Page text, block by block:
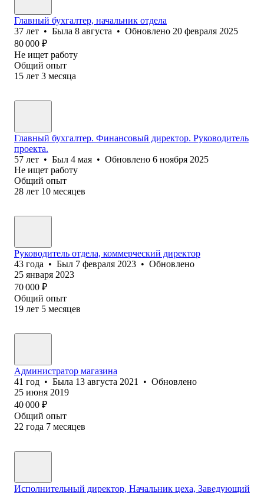
Главный бухгалтер, начальник отдела
37 лет • Была 8 августа • Обновлено 20 февраля 2025
80 000 ₽
Не ищет работу
Общий опыт
15 лет 3 месяца
Главный бухгалтер. Финансовый директор. Руководитель
проекта.
57 лет • Был 4 мая • Обновлено 6 ноября 2025
Не ищет работу
Общий опыт
28 лет 10 месяцев
Руководитель отдела, коммерческий директор
43 года • Был 7 февраля 2023 • Обновлено
25 января 2023
70 000 ₽
Общий опыт
19 лет 5 месяцев
Администратор магазина
41 год • Была 13 августа 2021 • Обновлено
25 июня 2019
40 000 ₽
Общий опыт
22 года 7 месяцев
Исполнительный директор, Начальник цеха, Заведующий